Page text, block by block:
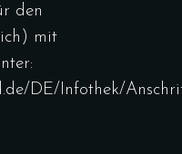
den
mit
DE/Infothek/